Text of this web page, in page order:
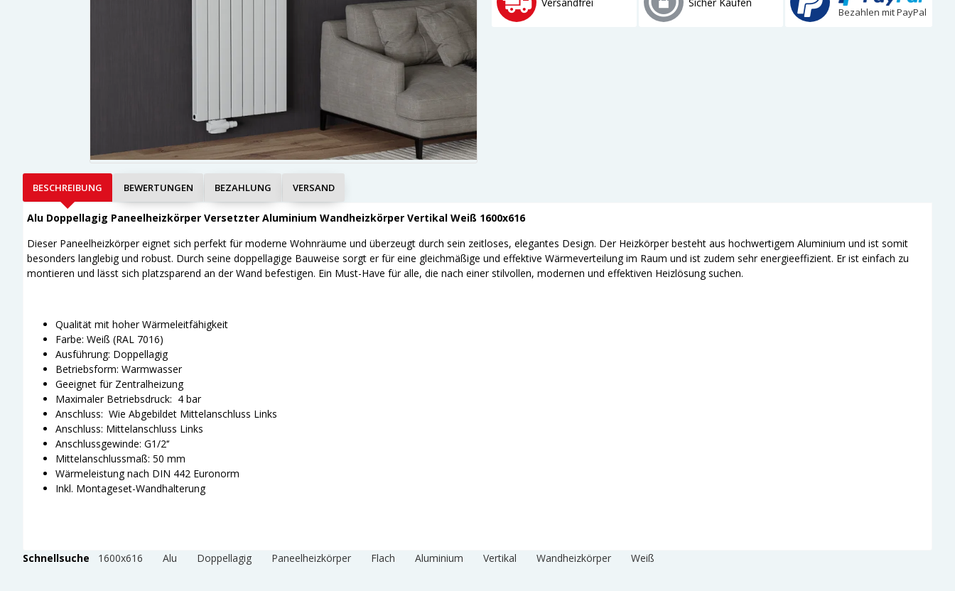
Bezahlen mit PayPal
BESCHREIBUNG BEWERTUNGEN BEZAHLUNG VERSAND
Alu Doppellagig Paneelheizkörper Versetzter Aluminium Wandheizkörper Vertikal Weiß 1600x616
Dieser Paneelheizkörper eignet sich perfekt für moderne Wohnräume und überzeugt durch sein zeitloses, elegantes Design. Der Heizkörper besteht aus hochwertigem Aluminium und ist somit
besonders langlebig und robust. Durch seine doppellagige Bauweise sorgt er für eine gleichmäßige und effektive Wärmeverteilung im Raum und ist zudem sehr energieeffizient. Er ist einfach zu
montieren und lässt sich platzsparend an der Wand befestigen. Ein Must-Have für alle, die nach einer stilvollen, modernen und effektiven Heizlösung suchen.
Qualität mit hoher Wärmeleitfähigkeit
Farbe: Weiß (RAL 7016)
Ausführung: Doppellagig
Betriebsform: Warmwasser
Geeignet für Zentralheizung
Maximaler Betriebsdruck: 4 bar
Anschluss: Wie Abgebildet Mittelanschluss Links
Anschluss: Mittelanschluss Links
Anschlussgewinde: G1/2‘‘
Mittelanschlussmaß: 50 mm
Wärmeleistung nach DIN 442 Euronorm
Inkl. Montageset-Wandhalterung
Schnellsuche 1600x616 Alu Doppellagig Paneelheizkörper Flach Aluminium Vertikal Wandheizkörper Weiß